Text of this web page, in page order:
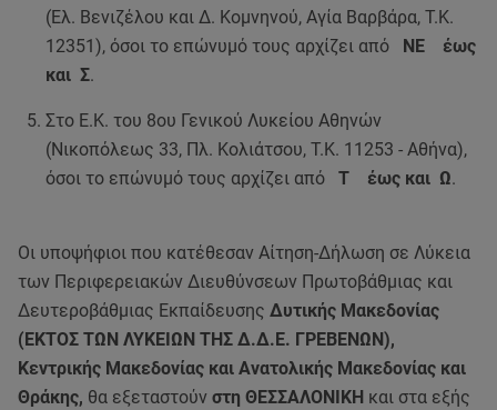
(Ελ. Βενιζέλου και Δ. Κομνηνού, Αγία Βαρβάρα, Τ.Κ.
12351), όσοι το επώνυμό τους αρχίζει από ΝΕ έως
και Σ.
Στο Ε.Κ. του 8ου Γενικού Λυκείου Αθηνών
(Νικοπόλεως 33, Πλ. Κολιάτσου, Τ.Κ. 11253 - Αθήνα),
όσοι το επώνυμό τους αρχίζει από
Τ έως και Ω.
Οι υποψήφιοι που κατέθεσαν Αίτηση-Δήλωση σε Λύκεια
των Περιφερειακών Διευθύνσεων Πρωτοβάθμιας και
Δευτεροβάθμιας Εκπαίδευσης Δυτικής Μακεδονίας
(ΕΚΤΟΣ ΤΩΝ ΛΥΚΕΙΩΝ ΤΗΣ Δ.Δ.Ε. ΓΡΕΒΕΝΩΝ),
Κεντρικής Μακεδονίας και Ανατολικής Μακεδονίας και
Θράκης, θα εξεταστούν στη ΘΕΣΣΑΛΟΝΙΚΗ και στα εξής